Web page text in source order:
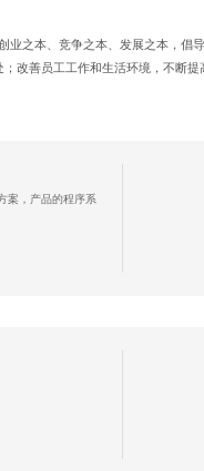
之本、竞争之本、发展之本，倡
改善员工工作和生活环境，不断
案，产品的程序系